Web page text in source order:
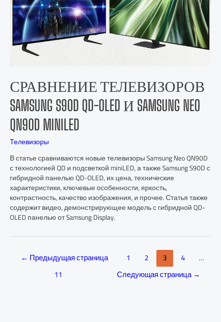
СРАВНЕНИЕ ТЕЛЕВИЗОРОВ
SAMSUNG S90D QD-OLED И SAMSUNG NEO
QN90D MINILED
Телевизоры
В статье сравниваются новые телевизоры Samsung Neo QN90D
с технологией QD и подсветкой miniLED, а также Samsung S90D с
гибридной панелью QD-OLED, их цена, технические
характеристики, ключевые особенности, яркость,
контрастность, качество изображения, и прочее. Статья также
содержит видео, демонстрирующее модель с гибридной QD-
OLED панелью от Samsung Display.
← Предыдущая страница 1 2 3 4
…
11
Следующая страница→